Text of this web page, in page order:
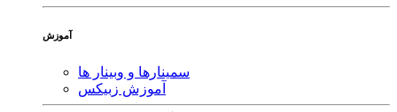
آموزش
سمینارها و وبینار ها
آموزش زبیکس